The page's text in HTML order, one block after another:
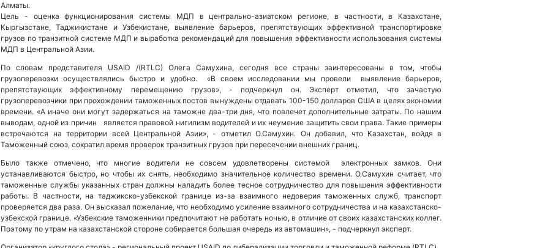
Алматы.
Цель - оценка функционирования системы МДП в центрально-азиатском регионе, в частности, в Казахстане,
Кыргызстане, Таджикистане и Узбекистане, выявление барьеров, препятствующих эффективной транспортировке
грузов по транзитной системе МДП и выработка рекомендаций для повышения эффективности использования системы
МДП в Центральной Азии.
По словам представителя USAID /(RTLC) Олега Самухина, сегодня все страны заинтересованы в том, чтобы
грузоперевозки осуществлялись быстро и удобно. «В своем исследовании мы провели выявление барьеров,
препятствующих эффективному перемещению грузов», - подчеркнул он. Эксперт отметил, что зачастую
грузоперевозчики при прохождении таможенных постов вынуждены отдавать 100-150 долларов США в целях экономии
времени. «А иначе они могут задержаться на таможне два-три дня, что повлечет дополнительные затраты. По нашим
выводам, одной из причин является правовой нигилизм водителей и их неумение защитить свои права. Такие примеры
встречаются на территории всей Центральной Азии», - отметил О.Самухин. Он добавил, что Казахстан, войдя в
Таможенный союз, сократил время проверок транзитных грузов при пересечении внешних границ.
Было также отмечено, что многие водители не совсем удовлетворены системой электронных замков. Они
устанавливаются быстро, но чтобы их снять, необходимо значительное количество времени. О.Самухин считает, что
таможенные службы указанных стран должны наладить более тесное сотрудничество для повышения эффективности
работы. В частности, на таджикско-узбекской границе из-за взаимного недоверия таможенных служб, транспорт
проверяется два раза. Он высказал пожелание, что необходимо усиление взаимного сотрудничества и на казахстанско-
узбекской границе. «Узбекские таможенники предпочитают не работать ночью, в отличие от своих казахстанских коллег.
Поэтому по утрам на казахстанской стороне собирается большая очередь из автомашин», - подчеркнул эксперт.